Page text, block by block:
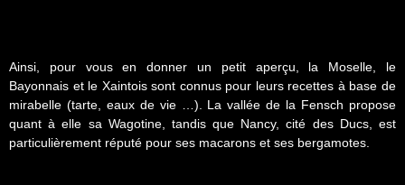
Ainsi, pour vous en donner un petit aperçu, la Moselle, le
Bayonnais et le Xaintois sont connus pour leurs recettes à base de
mirabelle (tarte, eaux de vie …). La vallée de la Fensch propose
quant à elle sa Wagotine, tandis que Nancy, cité des Ducs, est
particulièrement réputé pour ses macarons et ses bergamotes.